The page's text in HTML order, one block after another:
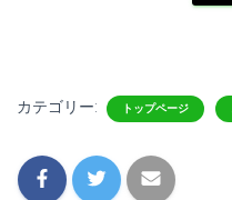
カテゴリー: トップページ